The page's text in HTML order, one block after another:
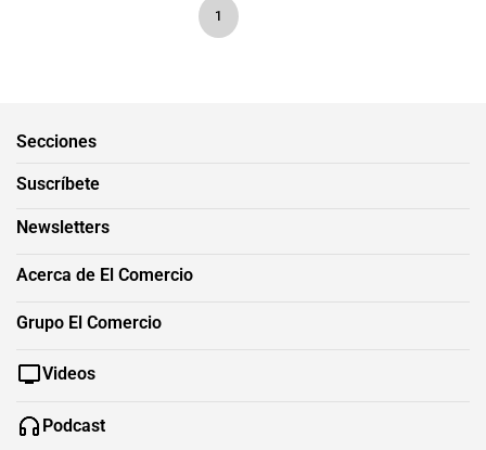
1
Secciones
Suscríbete
Newsletters
Acerca de El Comercio
Grupo El Comercio
Videos
Podcast